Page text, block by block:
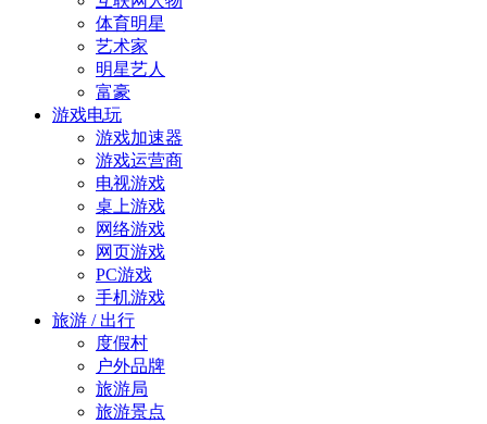
体育明星
艺术家
明星艺人
富豪
游戏电玩
游戏加速器
游戏运营商
电视游戏
桌上游戏
网络游戏
网页游戏
PC游戏
手机游戏
旅游 / 出行
度假村
户外品牌
旅游局
旅游景点